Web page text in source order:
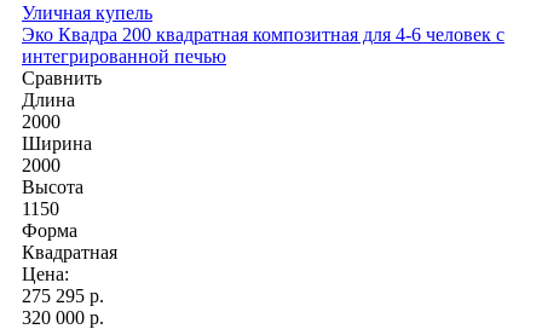
Уличная купель
Эко Квадра 200 квадратная композитная для 4-6 человек с
интегрированной печью
Сравнить
Длина
2000
Ширина
2000
Высота
1150
Форма
Квадратная
Цена:
275 295 р.
320 000 р.